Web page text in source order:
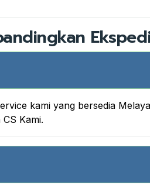
kami yang bersedia
Kami.